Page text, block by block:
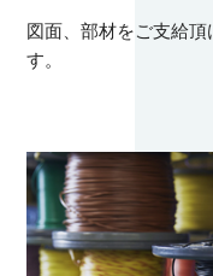
図面、部材をご支給
す。